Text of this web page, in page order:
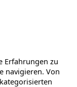
Erfahrungen zu
navigieren. Von